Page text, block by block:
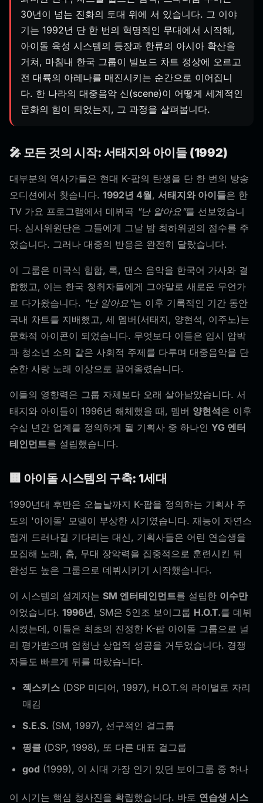
30년이 넘는 진화의 토대 위에 서 있습니다. 그 이야
기는 1992년 단 한 번의 혁명적인 무대에서 시작해,
아이돌 육성 시스템의 등장과 한류의 아시아 확산을
거쳐, 마침내 한국 그룹이 빌보드 차트 정상에 오르고
전 대륙의 아레나를 매진시키는 순간으로 이어집니
다. 한 나라의 대중음악 신(scene)이 어떻게 세계적인
문화의 힘이 되었는지, 그 과정을 살펴봅니다.
🎤 모든 것의 시작: 서태지와 아이들 (1992)
대부분의 역사가들은 현대 K-팝의 탄생을 단 한 번의 방송
오디션에서 찾습니다. 1992년 4월, 서태지와 아이들은 한
TV 가요 프로그램에서 데뷔곡 "난 알아요"를 선보였습니
다. 심사위원단은 그들에게 그날 밤 최하위권의 점수를 주
었습니다. 그러나 대중의 반응은 완전히 달랐습니다.
이 그룹은 미국식 힙합, 록, 댄스 음악을 한국어 가사와 결
합했고, 이는 한국 청취자들에게 그야말로 새로운 무언가
로 다가왔습니다. "난 알아요"는 이후 기록적인 기간 동안
국내 차트를 지배했고, 세 멤버(서태지, 양현석, 이주노)는
문화적 아이콘이 되었습니다. 무엇보다 이들은 입시 압박
과 청소년 소외 같은 사회적 주제를 다루며 대중음악을 단
순한 사랑 노래 이상으로 끌어올렸습니다.
이들의 영향력은 그룹 자체보다 오래 살아남았습니다. 서
태지와 아이들이 1996년 해체했을 때, 멤버 양현석은 이후
수십 년간 업계를 정의하게 될 기획사 중 하나인 YG 엔터
테인먼트를 설립했습니다.
🏢 아이돌 시스템의 구축: 1세대
1990년대 후반은 오늘날까지 K-팝을 정의하는 기획사 주
도의 '아이돌' 모델이 부상한 시기였습니다. 재능이 자연스
럽게 드러나길 기다리는 대신, 기획사들은 어린 연습생을
모집해 노래, 춤, 무대 장악력을 집중적으로 훈련시킨 뒤
완성도 높은 그룹으로 데뷔시키기 시작했습니다.
이 시스템의 설계자는 SM 엔터테인먼트를 설립한 이수만
이었습니다. 1996년, SM은 5인조 보이그룹 H.O.T.를 데뷔
시켰는데, 이들은 최초의 진정한 K-팝 아이돌 그룹으로 널
리 평가받으며 엄청난 상업적 성공을 거두었습니다. 경쟁
자들도 빠르게 뒤를 따랐습니다.
젝스키스 (DSP 미디어, 1997), H.O.T.의 라이벌로 자리
매김
S.E.S. (SM, 1997), 선구적인 걸그룹
핑클 (DSP, 1998), 또 다른 대표 걸그룹
god (1999), 이 시대 가장 인기 있던 보이그룹 중 하나
이 시기는 핵심 청사진을 확립했습니다. 바로 연습생 시스